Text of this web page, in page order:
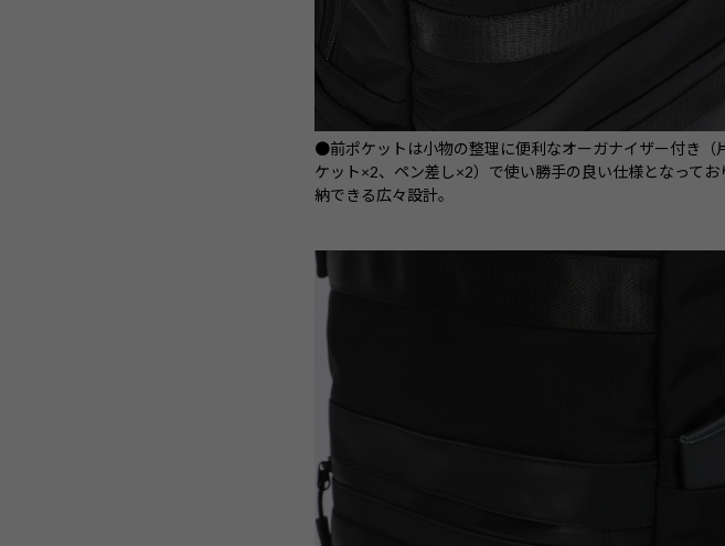
●前ポケットは小物の整理に便利なオーガナイザー付き（
ケット×2、ペン差し×2）で使い勝手の良い仕様となって
納できる広々設計。